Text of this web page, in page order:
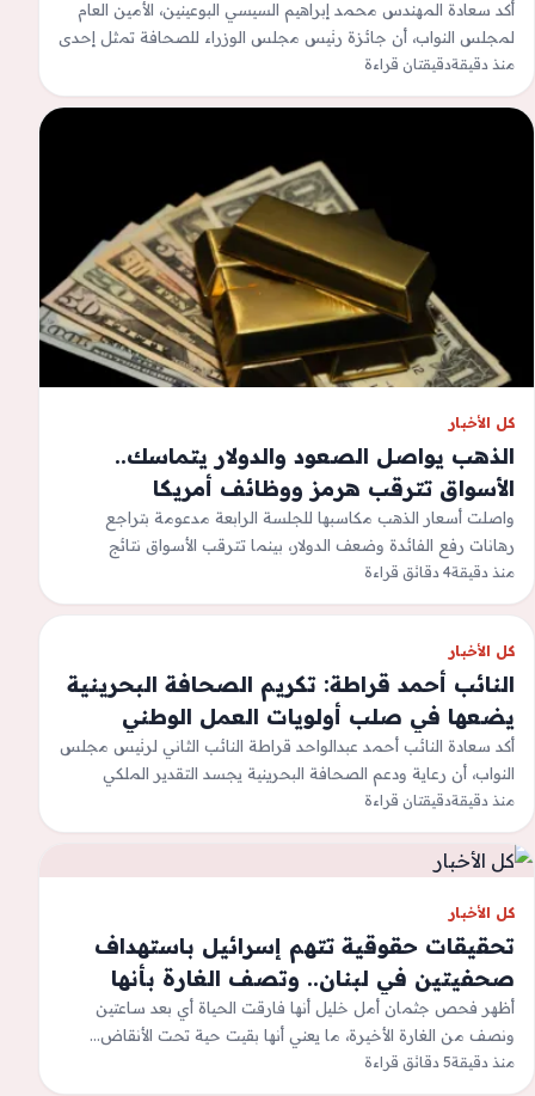
أكد سعادة المهندس محمد إبراهيم السيسي البوعينين، الأمين العام
لمجلس النواب، أن جائزة رئيس مجلس الوزراء للصحافة تمثل إحدى
المبادرات الوطنية الرائدة…
منذ دقيقةدقيقتان قراءة
كل الأخبار
الذهب يواصل الصعود والدولار يتماسك..
الأسواق تترقب هرمز ووظائف أمريكا
واصلت أسعار الذهب مكاسبها للجلسة الرابعة مدعومة بتراجع
رهانات رفع الفائدة وضعف الدولار، بينما تترقب الأسواق نتائج
مفاوضات هرمز وبيانات الوظائف الأمريكية…
منذ دقيقة4 دقائق قراءة
كل الأخبار
النائب أحمد قراطة: تكريم الصحافة البحرينية
يضعها في صلب أولويات العمل الوطني
أكد سعادة النائب أحمد عبدالواحد قراطة النائب الثاني لرئيس مجلس
النواب، أن رعاية ودعم الصحافة البحرينية يجسد التقدير الملكي
السامي من حضرة…
منذ دقيقةدقيقتان قراءة
كل الأخبار
تحقيقات حقوقية تتهم إسرائيل باستهداف
صحفيتين في لبنان.. وتصف الغارة بأنها
جريمة حرب
أظهر فحص جثمان أمل خليل أنها فارقت الحياة أي بعد ساعتين
ونصف من الغارة الأخيرة، ما يعني أنها بقيت حية تحت الأنقاض…
منذ دقيقة5 دقائق قراءة